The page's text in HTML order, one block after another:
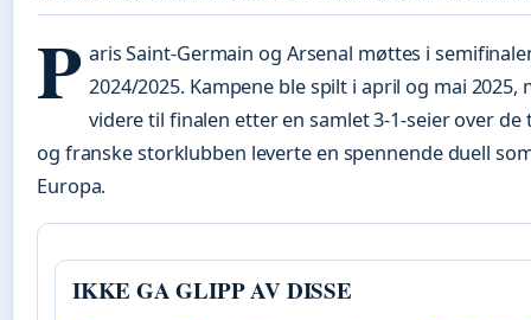
P aris Saint-Germain og Arsenal møttes i
2024/2025. Kampene ble spilt i april og mai 2025,
videre til finalen etter en samlet 3-1-seier over
og franske storklubben leverte en spennende duell
Europa.
IKKE GA GLIPP AV DISSE